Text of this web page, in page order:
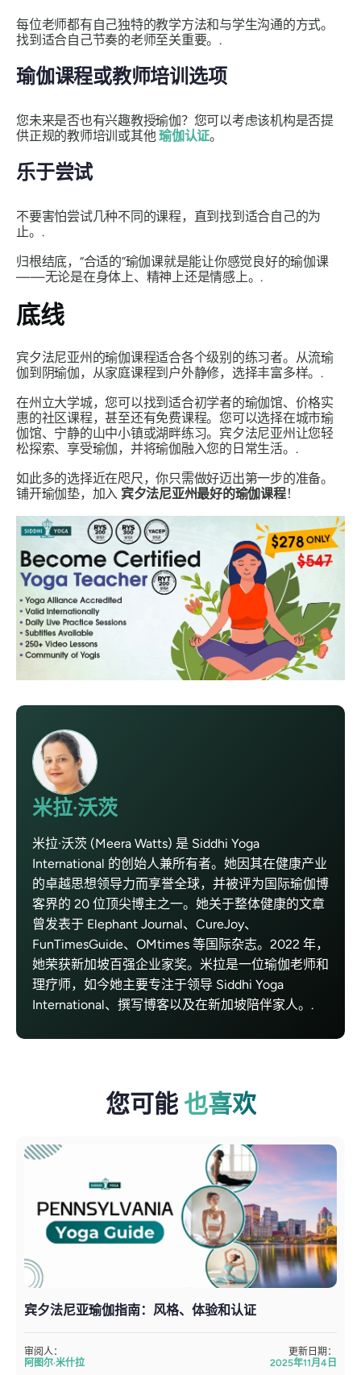
每位老师都有自己独特的教学方法和与学生沟通的方式。
找到适合自己节奏的老师至关重要。.
瑜伽课程或教师培训选项
您未来是否也有兴趣教授瑜伽？您可以考虑该机构是否提
供正规的教师培训或其他瑜伽认证。
乐于尝试
不要害怕尝试几种不同的课程，直到找到适合自己的为
止。.
归根结底，“合适的”瑜伽课就是能让你感觉良好的瑜伽课
——无论是在身体上、精神上还是情感上。.
底线
宾夕法尼亚州的瑜伽课程适合各个级别的练习者。从流瑜
伽到阴瑜伽，从家庭课程到户外静修，选择丰富多样。.
在州立大学城，您可以找到适合初学者的瑜伽馆、价格实
惠的社区课程，甚至还有免费课程。您可以选择在城市瑜
伽馆、宁静的山中小镇或湖畔练习。宾夕法尼亚州让您轻
松探索、享受瑜伽，并将瑜伽融入您的日常生活。.
如此多的选择近在咫尺，你只需做好迈出第一步的准备。
铺开瑜伽垫，加入 宾夕法尼亚州最好的瑜伽课程！
米拉·沃茨
米拉·沃茨 (Meera Watts) 是 Siddhi Yoga
International 的创始人兼所有者。她因其在健康产业
的卓越思想领导力而享誉全球，并被评为国际瑜伽博
客界的 20 位顶尖博主之一。她关于整体健康的文章
曾发表于 Elephant Journal、CureJoy、
FunTimesGuide、OMtimes 等国际杂志。2022 年，
她荣获新加坡百强企业家奖。米拉是一位瑜伽老师和
理疗师，如今她主要专注于领导 Siddhi Yoga
International、撰写博客以及在新加坡陪伴家人。.
您可能 也喜欢
宾夕法尼亚瑜伽指南：风格、体验和认证
审阅人：
阿图尔·米什拉
更新日期：
2025年11月4日